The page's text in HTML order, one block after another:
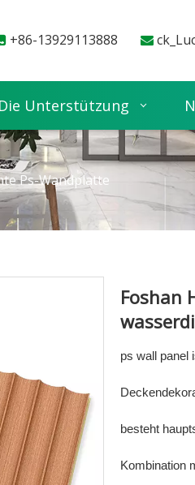
+86-13929113888 
Die Unterstützung
Ps-Wandplatte
Foshan
ps wall panel
besteht
Kombination